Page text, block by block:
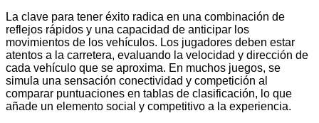
La clave para tener éxito radica en una combinación de
reflejos rápidos y una capacidad de anticipar los
movimientos de los vehículos. Los jugadores deben estar
atentos a la carretera, evaluando la velocidad y dirección de
cada vehículo que se aproxima. En muchos juegos, se
simula una sensación conectividad y competición al
comparar puntuaciones en tablas de clasificación, lo que
añade un elemento social y competitivo a la experiencia.